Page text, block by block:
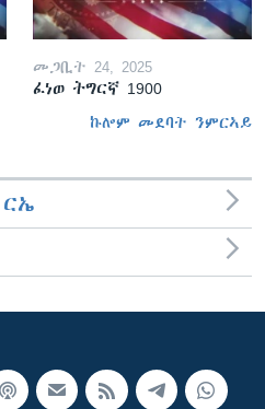
መጋቢት 24, 2025
ፈነወ ትግርኛ 1900
ኩሎም መደባት ንምርኣይ